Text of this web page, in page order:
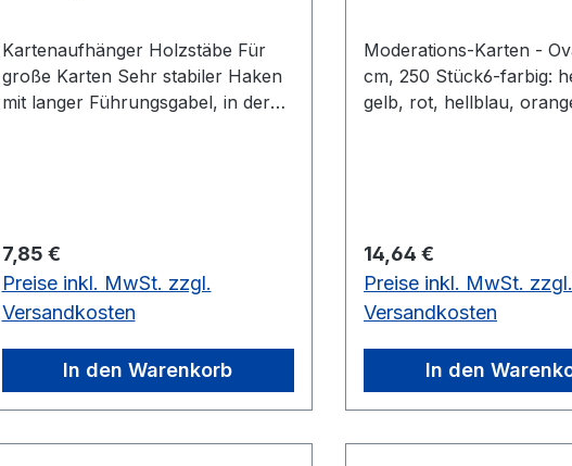
Kartenaufhänger Holzstäbe Für
große Karten Sehr stabiler Haken
mit langer Führungsgabel, in der
Karten Für kleine Karten und
Rollbilder mit Holzstäben bis 25
mm Haken mit Führungsgabel, in
Aufrollen des Rollbilds sicher fixiert
wird. Dadurch sind Bindebänder
entbehrlich. Mit Montagematerial
und Montageanleitung. Wählen Sie
Regulärer Preis:
7,85 €
Preise inkl. MwSt. zzgl.
Versandkosten
In den Warenkorb
Moderations-Karten -
cm, 250 Stück6-farbig:
gelb, rot, hellblau,
Regulärer Preis:
14,64 €
Preise inkl. MwSt. zzgl.
Versandkosten
In den